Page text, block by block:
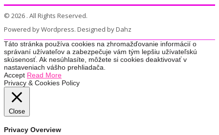
© 2026 . All Rights Reserved.
Powered by Wordpress. Designed by Dahz
Táto stránka používa cookies na zhromažďovanie informácií o
správaní užívateľov a zabezpečuje vám tým lepšiu užívateľskú
skúsenosť. Ak nesúhlasíte, môžete si cookies deaktivovať v
nastaveniach vášho prehliadača.
Accept Read More
Privacy & Cookies Policy
Close
Privacy Overview